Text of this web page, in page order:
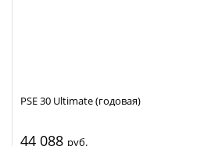
44 088 руб.
PSE 30 Ultimate (годовая)